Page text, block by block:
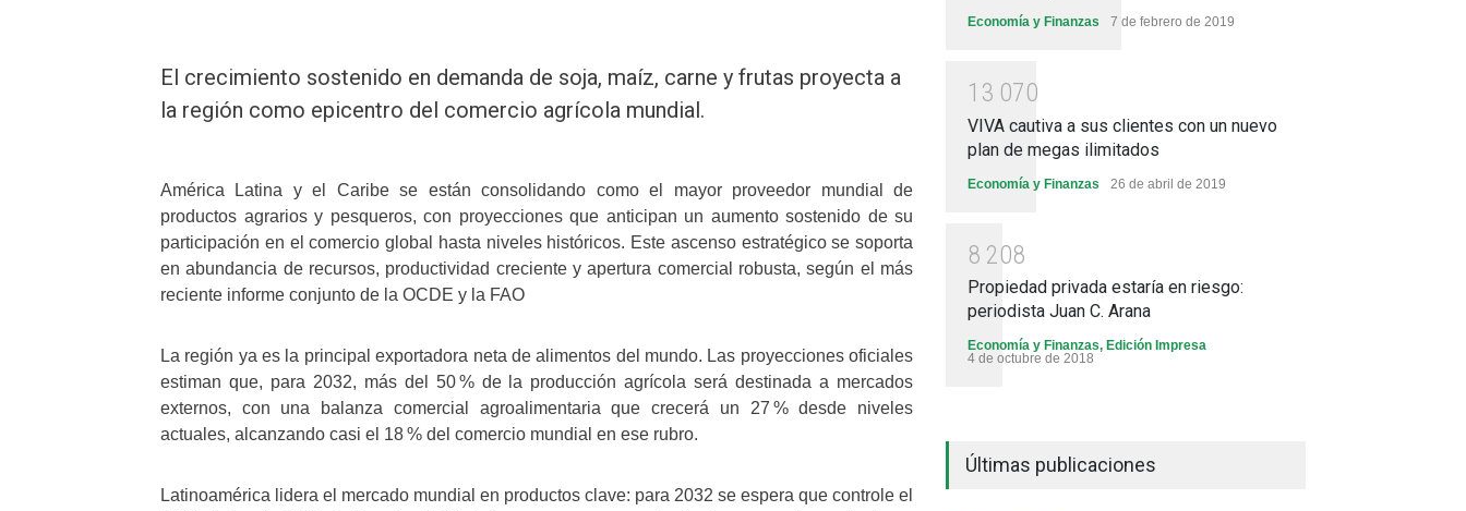
El crecimiento sostenido en demanda de soja, maíz, carne y frutas proyecta a
la región como epicentro del comercio agrícola mundial.
América Latina y el Caribe se están consolidando como el mayor proveedor mundial de
productos agrarios y pesqueros, con proyecciones que anticipan un aumento sostenido de su
participación en el comercio global hasta niveles históricos. Este ascenso estratégico se soporta
en abundancia de recursos, productividad creciente y apertura comercial robusta, según el más
reciente informe conjunto de la OCDE y la FAO
La región ya es la principal exportadora neta de alimentos del mundo. Las proyecciones oficiales
estiman que, para 2032, más del 50 % de la producción agrícola será destinada a mercados
externos, con una balanza comercial agroalimentaria que crecerá un 27 % desde niveles
actuales, alcanzando casi el 18 % del comercio mundial en ese rubro.
Latinoamérica lidera el mercado mundial en productos clave: para 2032 se espera que controle el
Economía y Finanzas 7 de febrero de 2019
1 3 070
VIVA cautiva a sus clientes con un nuevo
plan de megas ilimitados
Economía y Finanzas 26 de abril de 2019
8 208
Propiedad privada estaría en riesgo:
periodista Juan C. Arana
Economía y Finanzas, Edición Impresa
4 de octubre de 2018
Últimas publicaciones